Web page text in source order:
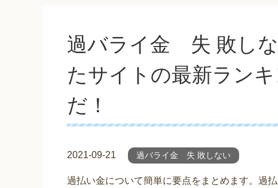
過バライ金 失 敗し
たサイトの最新ラン
だ！
2021-09-21 過バライ金 失 敗しない
過払い金について簡単に要点をまとめます。過